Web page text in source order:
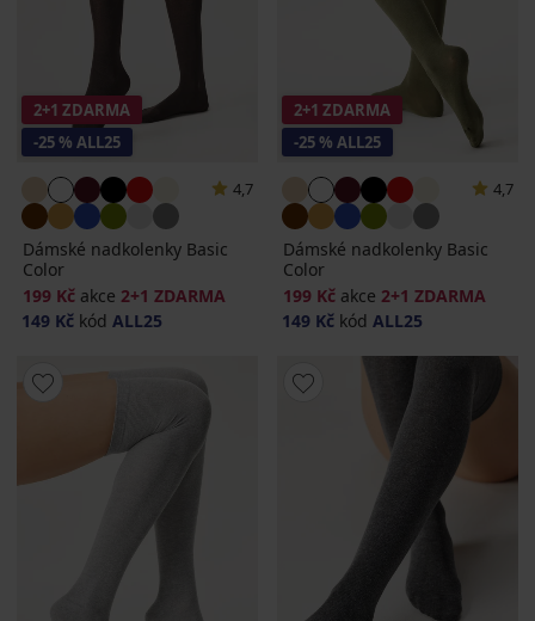
2+1 ZDARMA
-25 % ALL25
4,7
Dámské nadkolenky Basic
Color
199 Kč akce 2+1 ZDARMA
149 Kč kód ALL25
2+1 ZDARMA
-25 % ALL25
4,7
Dámské nadkolenky Basic
Color
199 Kč akce 2+1 ZDARMA
149 Kč kód ALL25